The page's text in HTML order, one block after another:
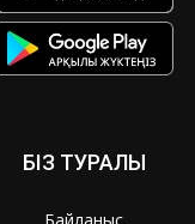
БІЗ ТУРАЛЫ